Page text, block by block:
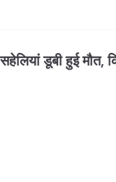
डूबी हुई